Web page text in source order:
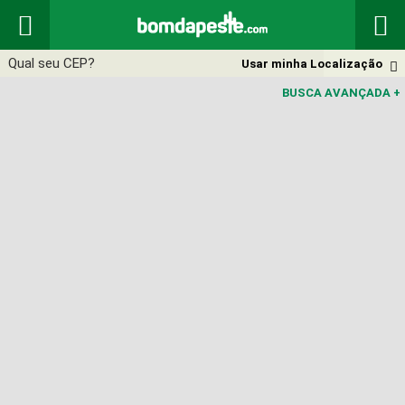
 

Usar minha Localização
BUSCA AVANÇADA +